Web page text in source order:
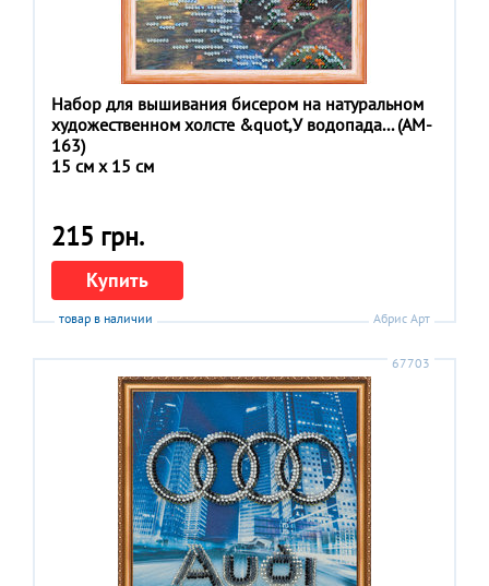
Набор для вышивания бисером на натуральном
художественном холсте &quot,У водопада... (АM-
163)
15 см x 15 см
215 грн.
Купить
товар в наличии Абрис Арт
67703